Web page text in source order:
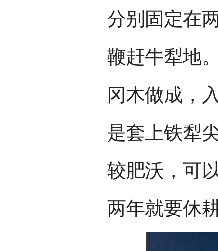
分别固定在
鞭赶牛犁地
冈木做成，
是套上铁犁
较肥沃，可
两年就要休